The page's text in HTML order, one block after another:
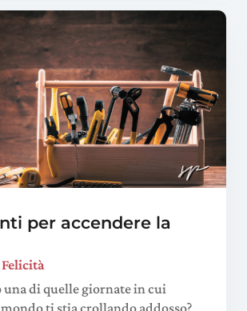
per accendere la
Felicità
una di quelle giornate in cui